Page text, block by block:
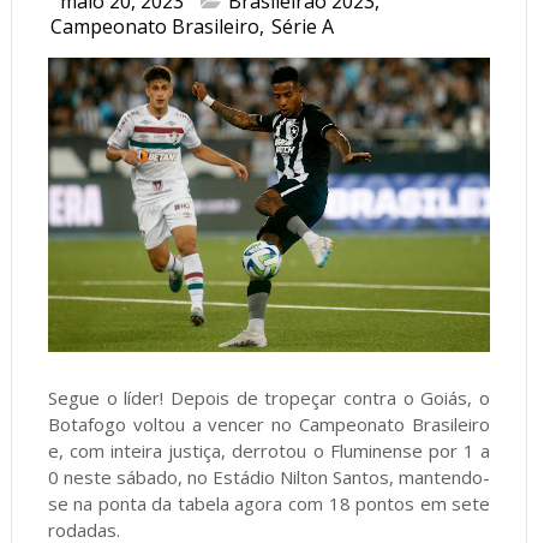
Campeonato Brasileiro, Série A
Segue o líder! Depois de tropeçar contra o Goiás, o
Botafogo voltou a vencer no Campeonato Brasileiro
e, com inteira justiça, derrotou o Fluminense por 1 a
0 neste sábado, no Estádio Nilton Santos, mantendo-
se na ponta da tabela agora com 18 pontos em sete
rodadas.